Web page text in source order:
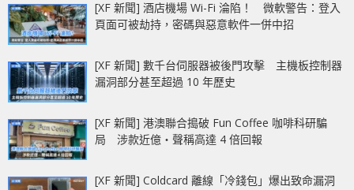
[XF 新聞] 酒店機場 Wi-Fi 淪陷！ 微軟警告：登入
頁面可被劫持，密碼與惡意軟件一併中招
[XF 新聞] 數千台伺服器被後門攻擊 主機板控制器
漏洞部分甚至超過 10 年歷史
[XF 新聞] 港澳聯合搗破 Fun Coffee 咖啡科研騙
局 涉款近億‧聲稱高達 4 倍回報
[XF 新聞] Coldcard 離線「冷錢包」爆出致命漏洞